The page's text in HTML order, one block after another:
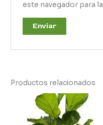
este navegador para
Productos relacionados